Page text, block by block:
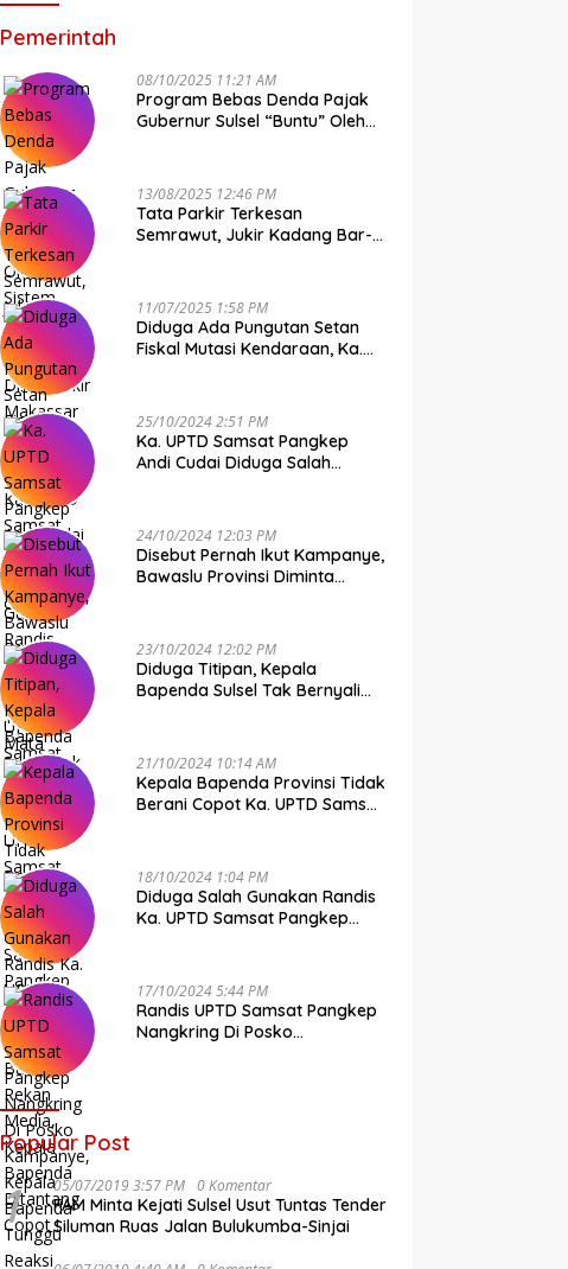
Pemerintah
08/10/2025 11:21 AM
Program Bebas Denda Pajak
Gubernur Sulsel “Buntu” Oleh
13/08/2025 12:46 PM
Tata Parkir Terkesan
Semrawut, Jukir Kadang Bar-
11/07/2025 1:58 PM
Diduga Ada Pungutan Setan
Fiskal Mutasi Kendaraan, Ka.
25/10/2024 2:51 PM
Ka. UPTD Samsat Pangkep
Andi Cudai Diduga Salah
24/10/2024 12:03 PM
Disebut Pernah Ikut Kampanye,
Bawaslu Provinsi Diminta
23/10/2024 12:02 PM
Diduga Titipan, Kepala
Bapenda Sulsel Tak Bernyali
21/10/2024 10:14 AM
Kepala Bapenda Provinsi Tidak
Berani Copot Ka. UPTD Samsat
18/10/2024 1:04 PM
Diduga Salah Gunakan Randis
Ka. UPTD Samsat Pangkep
17/10/2024 5:44 PM
Randis UPTD Samsat Pangkep
Nangkring Di Posko
Popular Post
1 05/07/2019 3:57 PM 0 Komentar
FAM Minta Kejati Sulsel Usut Tuntas Tender
Siluman Ruas Jalan Bulukumba-Sinjai